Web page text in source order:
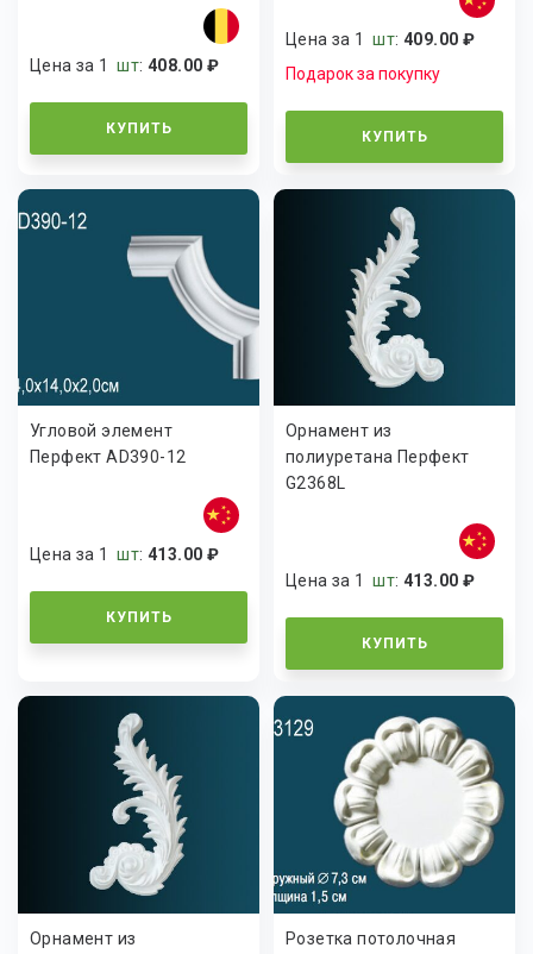
Цена за 1шт:408.00 ₽
КУПИТЬ
Цена за 1шт:409.00 ₽
Подарок за покупку
КУПИТЬ
Угловой элемент
Перфект AD390-12
Цена за 1шт:413.00 ₽
КУПИТЬ
Орнамент из
полиуретана Перфект
G2368L
Цена за 1шт:413.00 ₽
КУПИТЬ
Орнамент из
Розетка потолочная